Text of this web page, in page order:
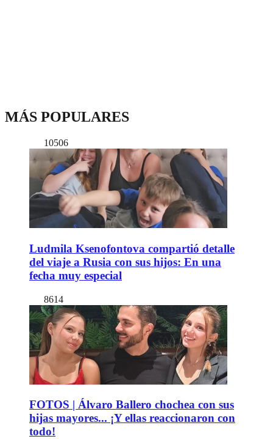
MÁS POPULARES
10506
Ludmila Ksenofontova compartió detalle
del viaje a Rusia con sus hijos: En una
fecha muy especial
8614
FOTOS | Álvaro Ballero chochea con sus
hijas mayores... ¡Y ellas reaccionaron con
todo!